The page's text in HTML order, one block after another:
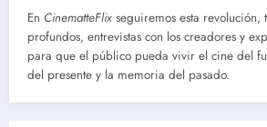
En CinematteFlix seguiremos esta revolución,
profundos, entrevistas con los creadores y
para que el público pueda vivir el cine del
del presente y la memoria del pasado.